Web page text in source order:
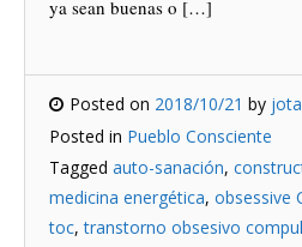
ya sean buenas o […]
Posted on 2018/10/21 by
Posted in Pueblo Consciente
Tagged auto-sanación,
medicina energética, obsessive
toc,transtorno obsesivo